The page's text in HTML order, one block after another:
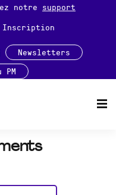
notre support
Inscription
Newsletters
PM